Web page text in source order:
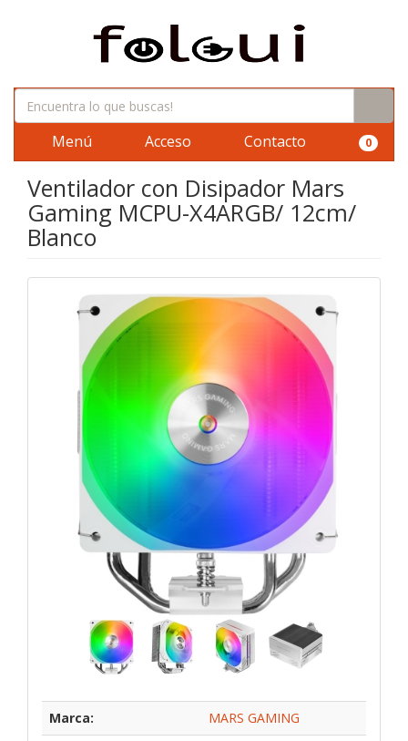
Menú Acceso Contacto 0
Ventilador con Disipador Mars
Gaming MCPU-X4ARGB/ 12cm/
Blanco
Marca:
MARS GAMING